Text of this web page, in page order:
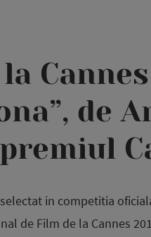
Cannes
de
in competitia
de Film de la Cannes